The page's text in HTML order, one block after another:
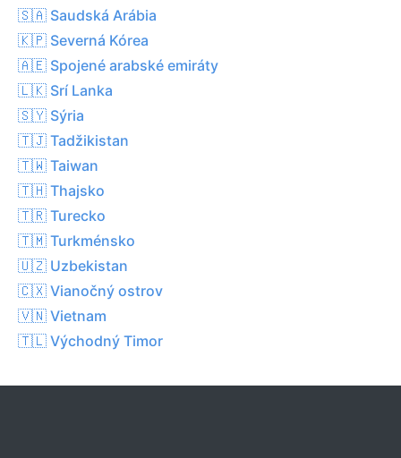
🇸🇦 Saudská Arábia
🇰🇵 Severná Kórea
🇦🇪 Spojené arabské emiráty
🇱🇰 Srí Lanka
🇸🇾 Sýria
🇹🇯 Tadžikistan
🇹🇼 Taiwan
🇹🇭 Thajsko
🇹🇷 Turecko
🇹🇲 Turkménsko
🇺🇿 Uzbekistan
🇨🇽 Vianočný ostrov
🇻🇳 Vietnam
🇹🇱 Východný Timor